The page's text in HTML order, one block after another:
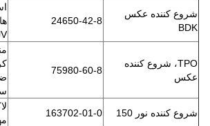
شروع کننده عکس
BDK
24650-42-8
TPO، شروع کننده
عکس
75980-60-8
شروع کننده نور 150
163702-01-0